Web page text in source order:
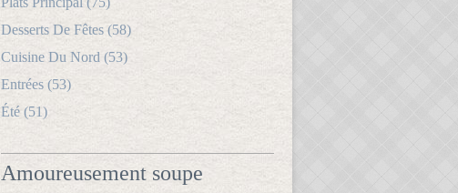
Desserts De Fêtes (58)
Cuisine Du Nord (53)
Entrées (53)
Été (51)
Amoureusement soupe